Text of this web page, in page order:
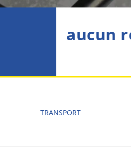
aucun
TRANSPORT